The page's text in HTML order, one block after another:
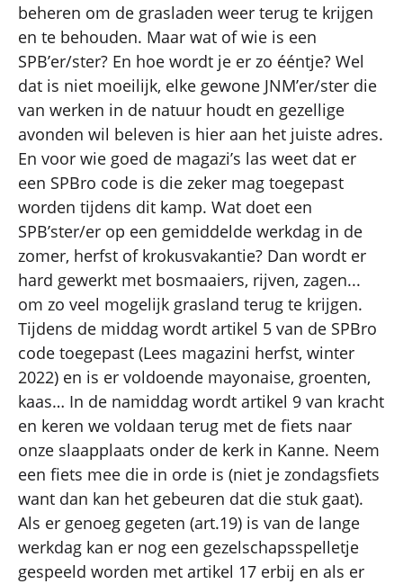
beheren om de grasladen weer terug te krijgen
en te behouden. Maar wat of wie is een
SPB’er/ster? En hoe wordt je er zo ééntje? Wel
dat is niet moeilijk, elke gewone JNM’er/ster die
van werken in de natuur houdt en gezellige
avonden wil beleven is hier aan het juiste adres.
En voor wie goed de magazi’s las weet dat er
een SPBro code is die zeker mag toegepast
worden tijdens dit kamp. Wat doet een
SPB’ster/er op een gemiddelde werkdag in de
zomer, herfst of krokusvakantie? Dan wordt er
hard gewerkt met bosmaaiers, rijven, zagen...
om zo veel mogelijk grasland terug te krijgen.
Tijdens de middag wordt artikel 5 van de SPBro
code toegepast (Lees magazini herfst, winter
2022) en is er voldoende mayonaise, groenten,
kaas… In de namiddag wordt artikel 9 van kracht
en keren we voldaan terug met de fiets naar
onze slaapplaats onder de kerk in Kanne. Neem
een fiets mee die in orde is (niet je zondagsfiets
want dan kan het gebeuren dat die stuk gaat).
Als er genoeg gegeten (art.19) is van de lange
werkdag kan er nog een gezelschapsspelletje
gespeeld worden met artikel 17 erbij en als er